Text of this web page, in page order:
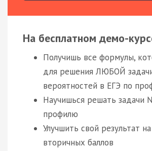
На бесплатном демо-
Получишь все формулы,
для решения ЛЮБОЙ
вероятностей в ЕГЭ по
Научишься решать задачи
профилю
Улучшить свой результат
вторичных баллов